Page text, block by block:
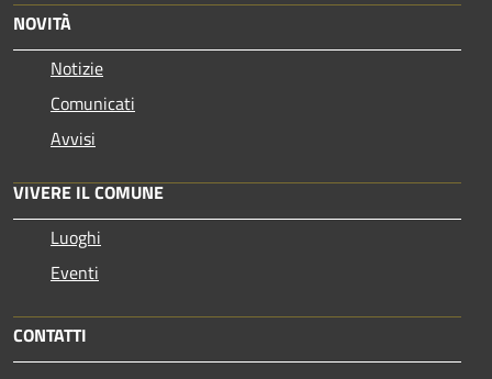
NOVITÀ
Notizie
Comunicati
Avvisi
VIVERE IL COMUNE
Luoghi
Eventi
CONTATTI